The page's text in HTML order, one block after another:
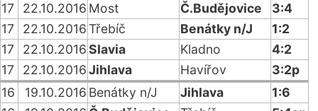
17
22.10.2016 Most Č.Budějovice
3:4
17
22.10.2016Třebíč Benátky n/J
1:2
17
22.10.2016Slavia Kladno
4:2
17
22.10.2016Jihlava Havířov
3:2p
16
19.10.2016 Benátky n/J Jihlava
1:6